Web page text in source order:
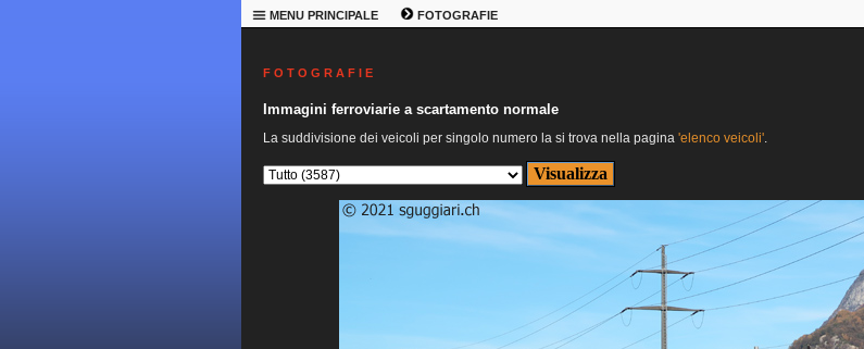
MENU PRINCIPALE FOTOGRAFIE
F O T O G R A F I E
Immagini ferroviarie a scartamento normale
La suddivisione dei veicoli per singolo numero la si trova nella pagina 'elenco veicoli'.